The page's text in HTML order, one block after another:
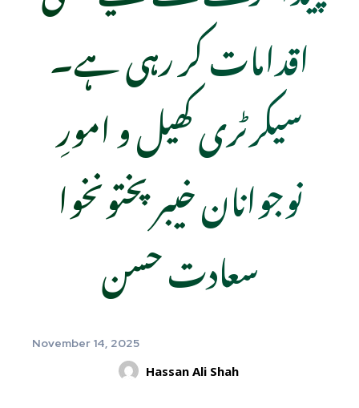
اقدامات کر رہی ہے۔
سیکرٹری کھیل و امورِ
نوجوانان خیبر پختونخوا
سعادت حسن
November 14, 2025
Hassan Ali Shah